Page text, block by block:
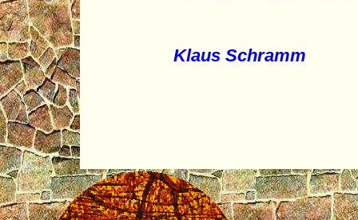
Klaus Schramm